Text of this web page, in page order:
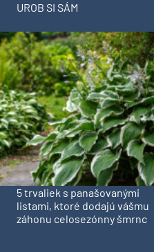
UROB SI SÁM
5 trvaliek s panašovanými
listami, ktoré dodajú vášmu
záhonu celosezónny šmrnc